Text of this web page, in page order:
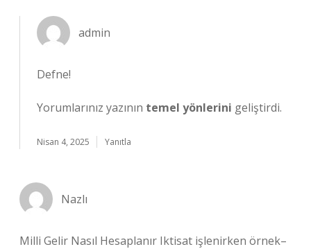
admin
Defne!
Yorumlarınız yazının temel yönlerini geliştirdi.
Nisan 4, 2025 Yanıtla
Nazlı
Milli Gelir Nasıl Hesaplanır Iktisat işlenirken örnek–